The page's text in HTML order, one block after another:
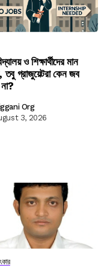
ও শিক্ষার্থীদের মান
তবু গ্রাজুয়েটরা কেন জব
Org
3, 2026